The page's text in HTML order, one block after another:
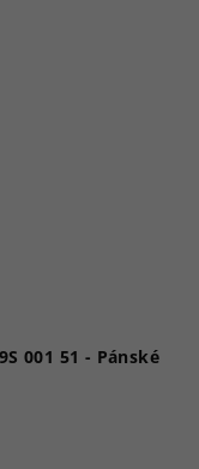
Calvin Klein sluneční brýle CK23509S 001 51 - Pánské